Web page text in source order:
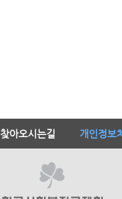
찾아오시는길 개인정보